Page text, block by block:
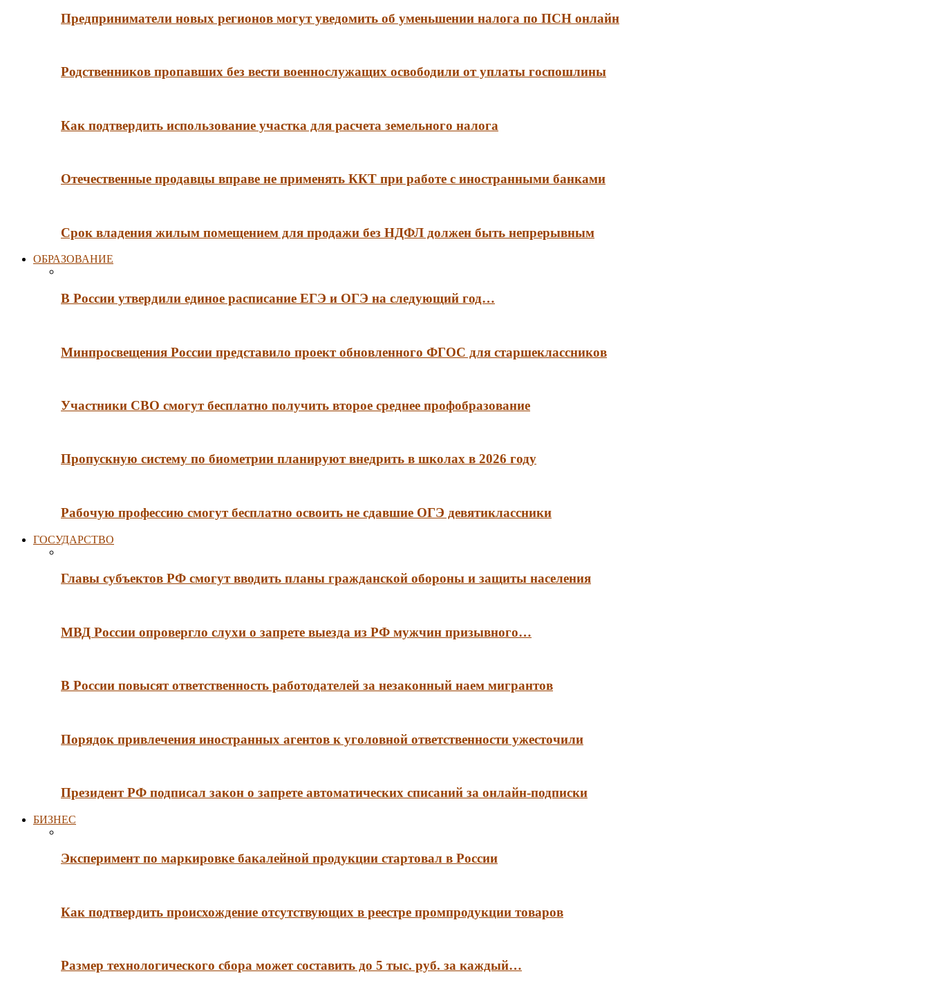
Предприниматели новых регионов могут уведомить об уменьшении налога по ПСН онлайн
Родственников пропавших без вести военнослужащих освободили от уплаты госпошлины
Как подтвердить использование участка для расчета земельного налога
Отечественные продавцы вправе не применять ККТ при работе с иностранными банками
Срок владения жилым помещением для продажи без НДФЛ должен быть непрерывным
ОБРАЗОВАНИЕ
В России утвердили единое расписание ЕГЭ и ОГЭ на следующий год…
Минпросвещения России представило проект обновленного ФГОС для старшеклассников
Участники СВО смогут бесплатно получить второе среднее профобразование
Пропускную систему по биометрии планируют внедрить в школах в 2026 году
Рабочую профессию смогут бесплатно освоить не сдавшие ОГЭ девятиклассники
ГОСУДАРСТВО
Главы субъектов РФ смогут вводить планы гражданской обороны и защиты населения
МВД России опровергло слухи о запрете выезда из РФ мужчин призывного…
В России повысят ответственность работодателей за незаконный наем мигрантов
Порядок привлечения иностранных агентов к уголовной ответственности ужесточили
Президент РФ подписал закон о запрете автоматических списаний за онлайн-подписки
БИЗНЕС
Эксперимент по маркировке бакалейной продукции стартовал в России
Как подтвердить происхождение отсутствующих в реестре промпродукции товаров
Размер технологического сбора может составить до 5 тыс. руб. за каждый…